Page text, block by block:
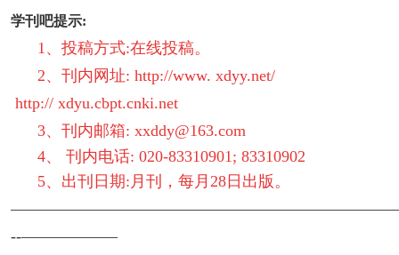
学刊吧提示:
1、投稿方式:在线投稿。
2、刊内网址: http://www. xdyy.net/
http:// xdyu.cbpt.cnki.net
3、刊内邮箱: xxddy@163.com
4、 刊内电话: 020-83310901; 83310902
5、出刊日期:月刊，每月28日出版。
--——————